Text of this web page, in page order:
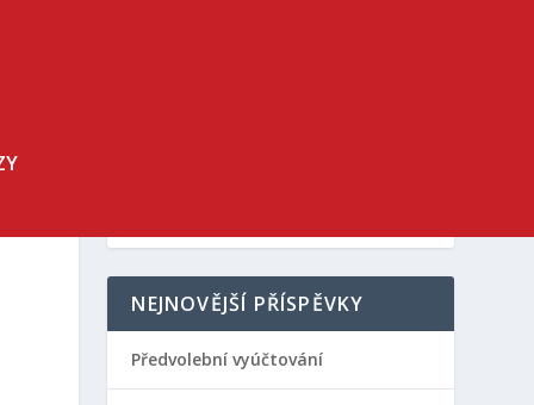
NEJNOVĚJŠÍ PŘÍSPĚVKY
Předvolební vyúčtování